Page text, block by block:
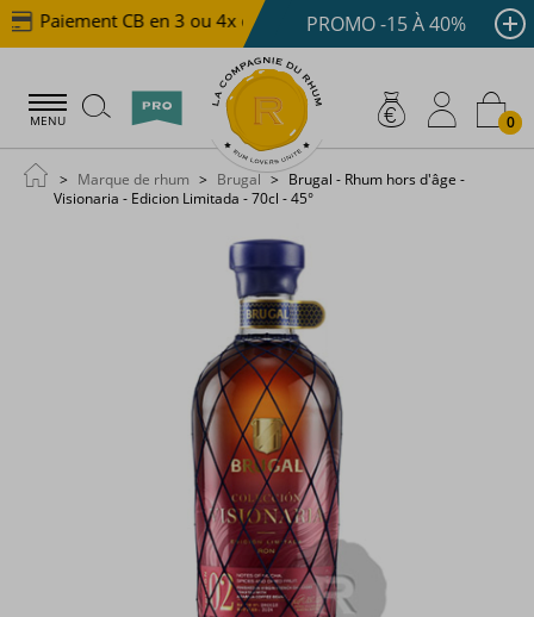
Paiement CB en 3 ou 4x dès 100 € Livraison offerte
PROMO -15 À 40%
MENU 0
Marque de rhum Brugal
Brugal - Rhum hors d'âge -
Visionaria - Edicion Limitada - 70cl - 45°